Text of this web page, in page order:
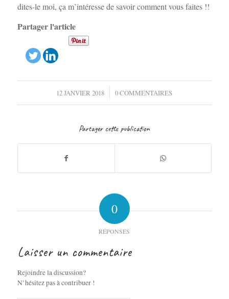
dites-le moi, ça m’intéresse de savoir comment vous faites !!
Partager l'article
12 JANVIER 2018
/ 0 COMMENTAIRES
Partager cette publication
0
RÉPONSES
Laisser un commentaire
Rejoindre la discussion?
N’hésitez pas à contribuer !